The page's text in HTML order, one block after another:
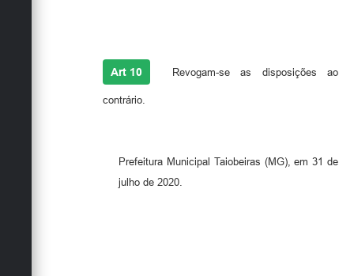
Art 10 Revogam-se as disposições ao
contrário.
Prefeitura Municipal Taiobeiras (MG), em 31 de
julho de 2020.